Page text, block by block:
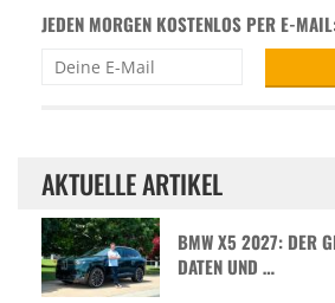
JEDEN MORGEN KOSTENLOS PER E-
AKTUELLE ARTIKEL
BMW X5 2027: DER
ATEN UND …